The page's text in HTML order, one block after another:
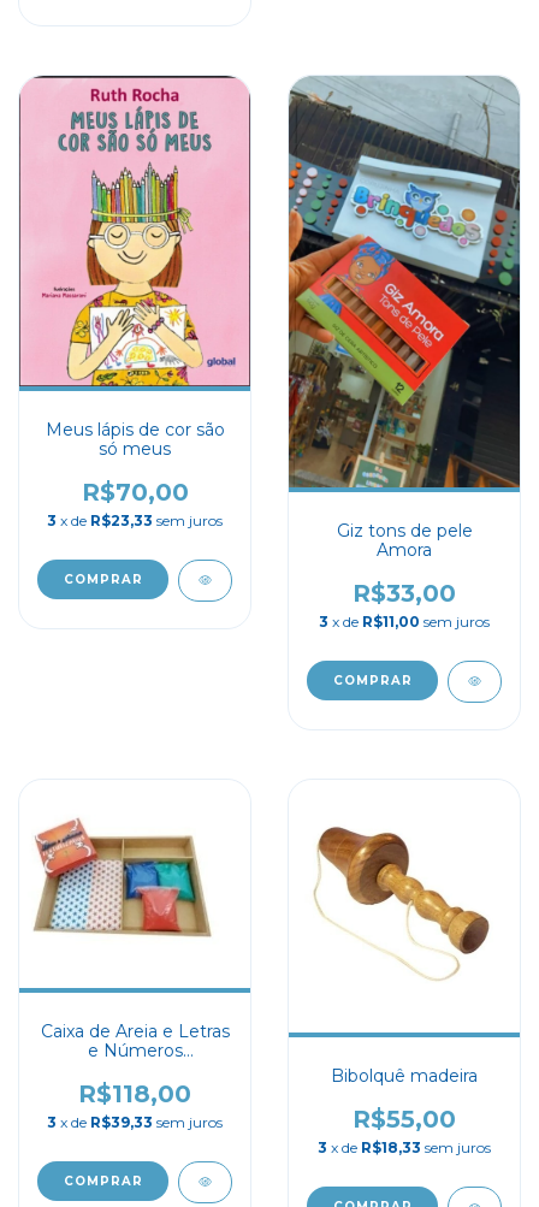
Meus lápis de cor são
só meus
R$70,00
3 x de R$23,33 sem juros
Giz tons de pele
Amora
R$33,00
3 x de R$11,00 sem juros
Caixa de Areia e Letras
e Números
R$118,00
3 x de R$39,33 sem juros
Bibolquê madeira
R$55,00
3 x de R$18,33 sem juros